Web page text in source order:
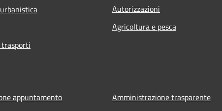
Autorizzazioni
Agricoltura e pesca
appuntamento
Amministrazione trasparente